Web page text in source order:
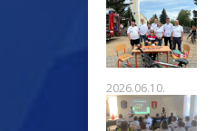
2026.06.10.